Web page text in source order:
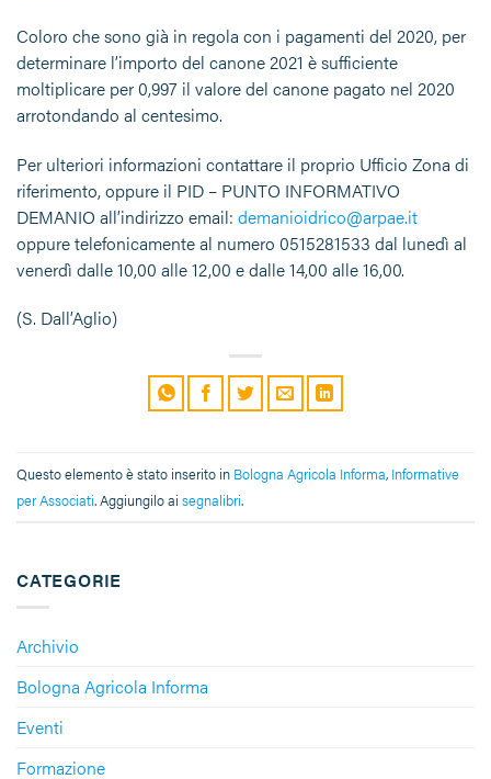
CATEGORIE
Archivio
Bologna Agricola Informa
Eventi
Formazione
Coloro che sono già in regola con i pagamenti del 2020, per
determinare l’importo del canone 2021 è sufficiente
moltiplicare per 0,997 il valore del canone pagato nel 2020
arrotondando al centesimo.
Per ulteriori informazioni contattare il proprio Ufficio Zona di
riferimento, oppure il PID – PUNTO INFORMATIVO
DEMANIO all’indirizzo email: demanioidrico@arpae.it
oppure telefonicamente al numero 0515281533 dal lunedì al
venerdì dalle 10,00 alle 12,00 e dalle 14,00 alle 16,00.
(S. Dall’Aglio)
Questo elemento è stato inserito in Bologna Agricola Informa, Informative
per Associati. Aggiungilo ai segnalibri.